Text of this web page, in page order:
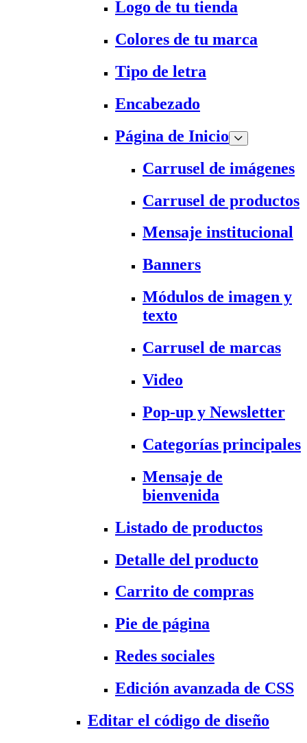
Logo de tu tienda
Colores de tu marca
Tipo de letra
Encabezado
Página de Inicio
Carrusel de imágenes
Carrusel de productos
Mensaje institucional
Banners
Módulos de imagen y
texto
Carrusel de marcas
Video
Pop-up y Newsletter
Categorías principales
Mensaje de
bienvenida
Listado de productos
Detalle del producto
Carrito de compras
Pie de página
Redes sociales
Edición avanzada de CSS
Editar el código de diseño